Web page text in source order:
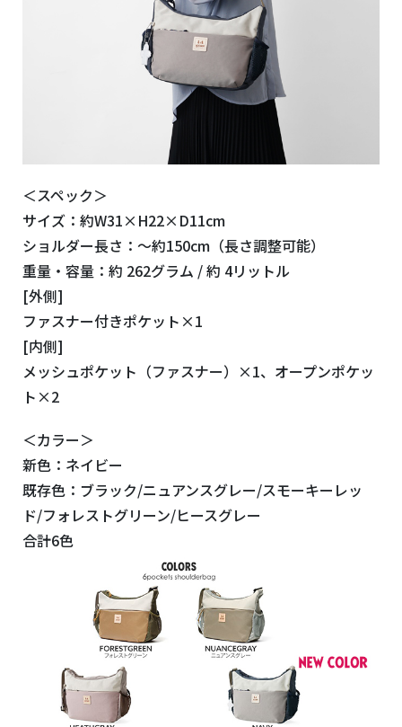
＜スペック＞
サイズ：約W31×H22×D11cm
ショルダー長さ：～約150cm（長さ調整可能）
重量・容量：約 262グラム / 約 4リットル
[外側]
ファスナー付きポケット×1
[内側]
メッシュポケット（ファスナー）×1、オープンポケッ
ト×2
＜カラー＞
新色：ネイビー
既存色：ブラック/ニュアンスグレー/スモーキーレッ
ド/フォレストグリーン/ヒースグレー
合計6色